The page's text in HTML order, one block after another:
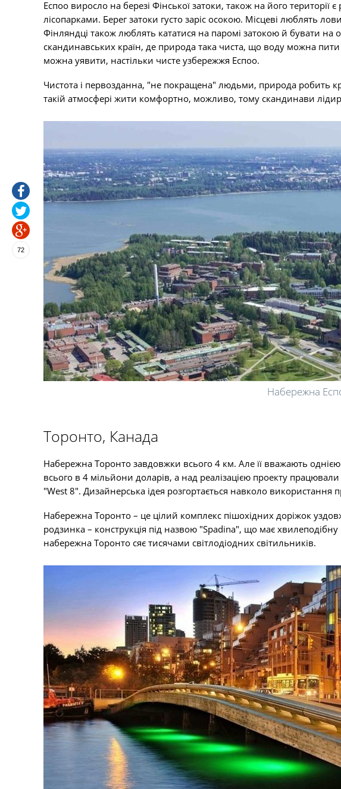
Еспоо виросло на березі Фінської затоки, також на його
лісопарками. Берег затоки густо заріс осокою. Місцеві люблять
Фінляндці також люблять кататися на паромі затокою й бувати на
скандинавських країн, де природа така чиста, що воду можна
можна уявити, настільки чисте узбережжя Еспоо.
Чистота і первозданна, "не покращена" людьми, природа робить
такій атмосфері жити комфортно, можливо, тому скандинави
Набережна
Торонто, Канада
Набережна Торонто завдовжки всього 4 км. Але її вважають
всього в 4 мільйони доларів, а над реалізацією проекту
"West 8". Дизайнерська ідея розгортається навколо використання
Набережна Торонто – це цілий комплекс пішохідних доріжок
родзинка – конструкція під назвою "Spadina", що має хвилеподібну
набережна Торонто сяє тисячами світлодіодних світильників.
72